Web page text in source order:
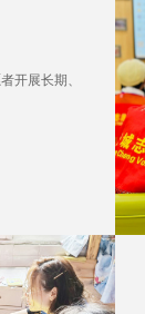
开展长期、